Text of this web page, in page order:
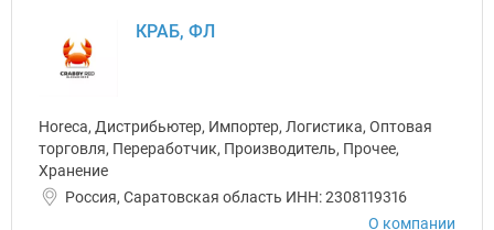
КРАБ, ФЛ
Horeca, Дистрибьютер, Импортер, Логистика, Оптовая
торговля, Переработчик, Производитель, Прочее,
Хранение
Россия, Саратовская область ИНН: 2308119316
О компании